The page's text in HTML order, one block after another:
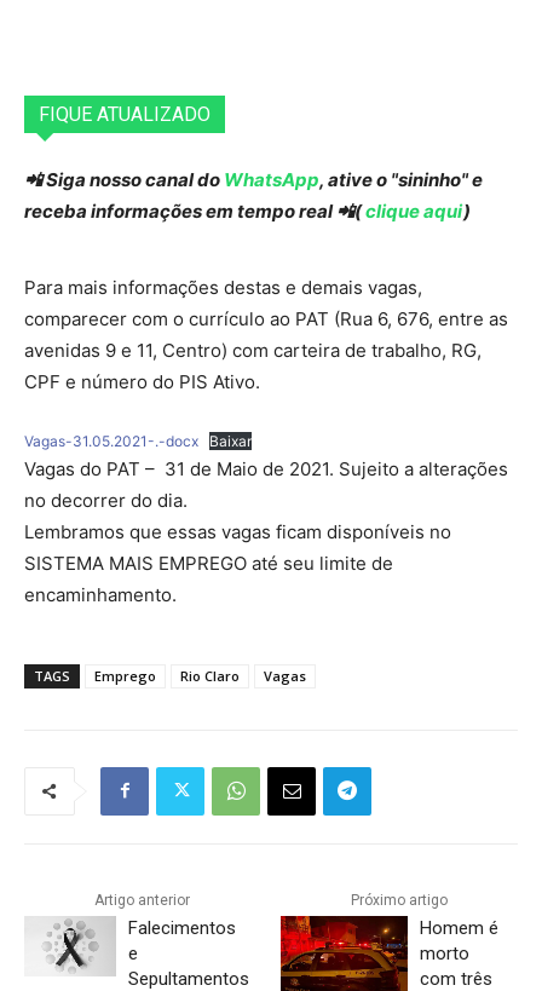
FIQUE ATUALIZADO
📲 Siga nosso canal do WhatsApp, ative o "sininho" e
receba informações em tempo real 📲(clique aqui)
Para mais informações destas e demais vagas,
comparecer com o currículo ao PAT (Rua 6, 676, entre as
avenidas 9 e 11, Centro) com carteira de trabalho, RG,
CPF e número do PIS Ativo.
Vagas-31.05.2021-.-docx Baixar
Vagas do PAT – 31 de Maio de 2021. Sujeito a alterações
no decorrer do dia.
Lembramos que essas vagas ficam disponíveis no
SISTEMA MAIS EMPREGO até seu limite de
encaminhamento.
TAGS Emprego Rio Claro Vagas
Artigo anterior
Falecimentos
e
Sepultamentos
Próximo artigo
Homem é
morto
com três